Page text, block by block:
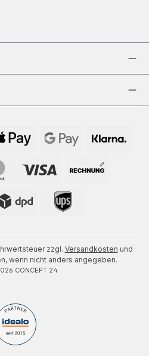
zzgl. Versandkosten und
wenn nicht anders angegeben.
CONCEPT 24